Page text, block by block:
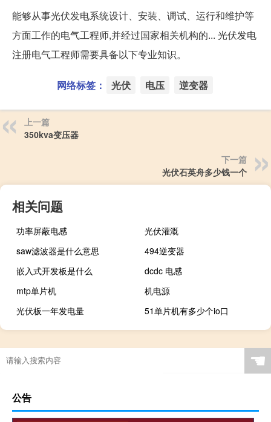
能够从事光伏发电系统设计、安装、调试、运行和维护等
方面工作的电气工程师,并经过国家相关机构的... 光伏发电
注册电气工程师需要具备以下专业知识。
网络标签： 光伏 电压 逆变器
上一篇
350kva变压器
下一篇
光伏石英舟多少钱一个
相关问题
功率屏蔽电感
光伏灌溉
saw滤波器是什么意思
494逆变器
嵌入式开发板是什么
dcdc 电感
mtp单片机
机电源
光伏板一年发电量
51单片机有多少个io口
☚
公告